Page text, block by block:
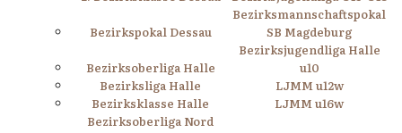
Bezirkspokal Dessau
Bezirksmannschaftspokal
SB Magdeburg
Bezirksoberliga Halle
Bezirksjugendliga Halle
u10
Bezirksliga Halle
LJMM u12w
Bezirksklasse Halle
LJMM u16w
Bezirksoberliga Nord